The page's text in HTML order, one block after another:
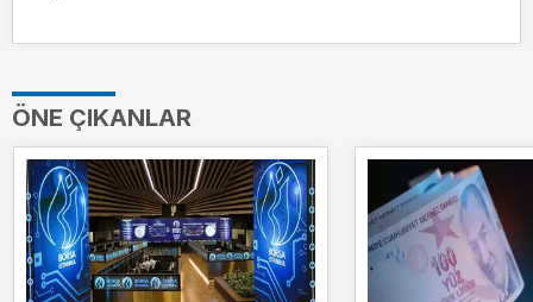
ÖNE ÇIKANLAR